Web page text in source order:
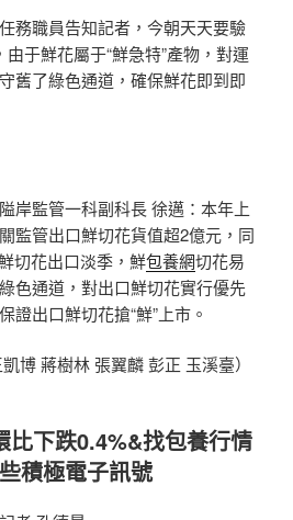
務職員告知記者，今朝天天要驗
于鮮花屬于“鮮急特”產物，對運
舊了綠色通道，確保鮮花即到即
岸監管一科副科長 徐邁：本年上
監管出口鮮切花貨值超2億元，同
切花出口淡季，鮮包養網切花易
色通道，對出口鮮切花實行優先
證出口鮮切花搶“鮮”上市。
博 蔣樹林 張翼麟 彭正 玉溪臺）
比下跌0.4%&找包養行情
積極電子訊號